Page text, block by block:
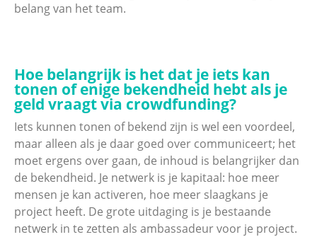
belang van het team.
Hoe belangrijk is het dat je iets kan
tonen of enige bekendheid hebt als je
geld vraagt via crowdfunding?
Iets kunnen tonen of bekend zijn is wel een voordeel,
maar alleen als je daar goed over communiceert; het
moet ergens over gaan, de inhoud is belangrijker dan
de bekendheid. Je netwerk is je kapitaal: hoe meer
mensen je kan activeren, hoe meer slaagkans je
project heeft. De grote uitdaging is je bestaande
netwerk in te zetten als ambassadeur voor je project.